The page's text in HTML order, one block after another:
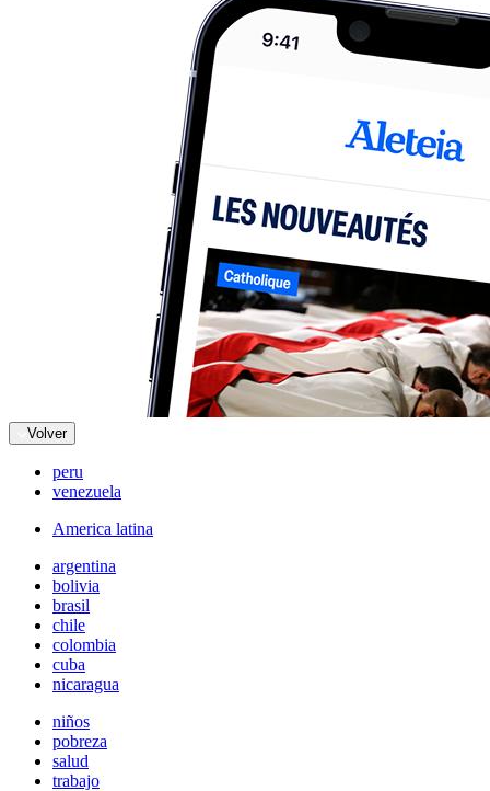
Volver
peru
venezuela
America latina
argentina
bolivia
brasil
chile
colombia
cuba
nicaragua
niños
pobreza
salud
trabajo